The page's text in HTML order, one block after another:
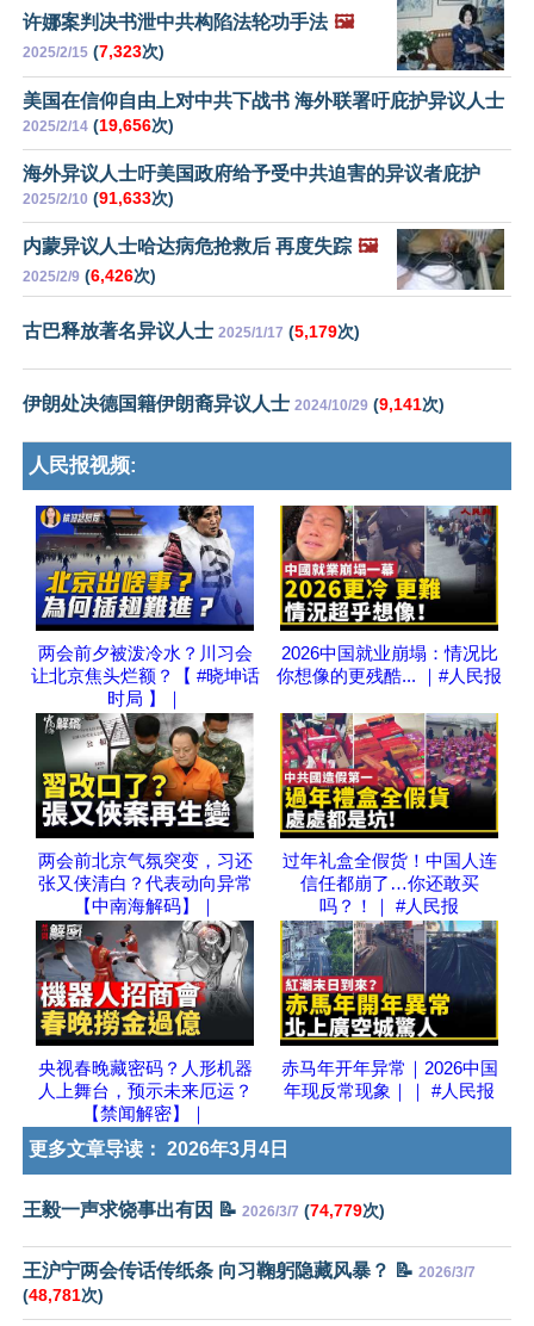
许娜案判决书泄中共构陷法轮功手法 🖼️
2025/2/15 (7,323次)
美国在信仰自由上对中共下战书 海外联署吁庇护异议人士
2025/2/14 (19,656次)
海外异议人士吁美国政府给予受中共迫害的异议者庇护
2025/2/10 (91,633次)
内蒙异议人士哈达病危抢救后 再度失踪 🖼️
2025/2/9 (6,426次)
古巴释放著名异议人士 2025/1/17 (5,179次)
伊朗处决德国籍伊朗裔异议人士 2024/10/29 (9,141次)
人民报视频:
两会前夕被泼冷水？川习会
让北京焦头烂额？【 #晓坤话
时局 】｜
2026中国就业崩塌：情况比
你想像的更残酷... ｜#人民报
两会前北京气氛突变，习还
张又侠清白？代表动向异常
【中南海解码】｜
过年礼盒全假货！中国人连
信任都崩了…你还敢买
吗？！｜ #人民报
央视春晚藏密码？人形机器
人上舞台，预示未来厄运？
【禁闻解密】｜
赤马年开年异常｜2026中国
年现反常现象｜｜ #人民报
更多文章导读： 2026年3月4日
王毅一声求饶事出有因 📝 2026/3/7 (74,779次)
王沪宁两会传话传纸条 向习鞠躬隐藏风暴？ 📝 2026/3/7
(48,781次)